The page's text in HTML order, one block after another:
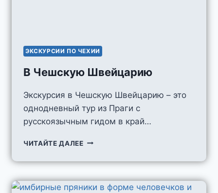
ЭКСКУРСИИ ПО ЧЕХИИ
В Чешскую Швейцарию
Экскурсия в Чешскую Швейцарию – это
однодневный тур из Праги с
русскоязычным гидом в край…
ЧИТАЙТЕ ДАЛЕЕВ
ШВЕЙЦАРИЮ